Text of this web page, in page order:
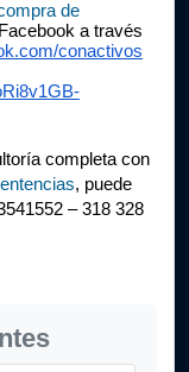
de
a través
conactivos
completa con
, puede
– 318 328